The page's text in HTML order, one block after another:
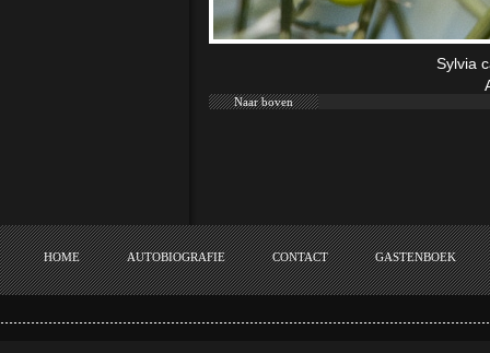
Sylvia
Naar boven
HOME AUTOBIOGRAFIE CONTACT GASTENBOEK